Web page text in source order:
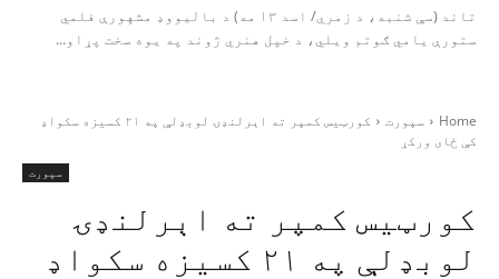
تاند (سې شنبه، د زمري/ اسد ۱۳ مه) د بالیووډ مشهورې فلمي
ستورې یامي ګوتم ویلي، د خپل هنري ژوند په یوه سخت پړاو...